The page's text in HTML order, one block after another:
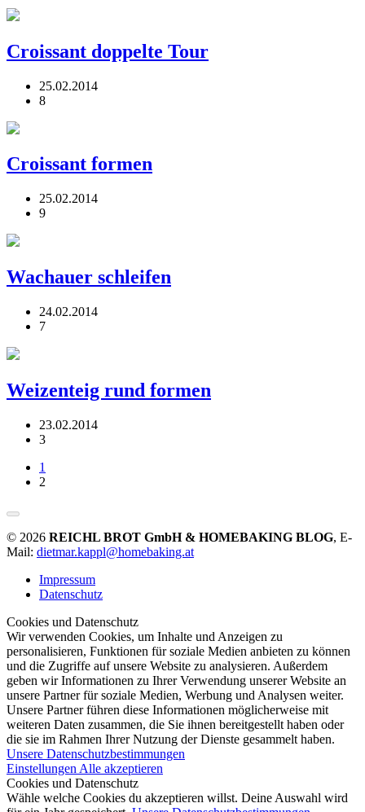
Croissant doppelte Tour
25.02.2014
8
Croissant formen
25.02.2014
9
Wachauer schleifen
24.02.2014
7
Weizenteig rund formen
23.02.2014
3
1
2
© 2026 REICHL BROT GmbH & HOMEBAKING BLOG, E-
Mail: dietmar.kappl@homebaking.at
Impressum
Datenschutz
Cookies und Datenschutz
Wir verwenden Cookies, um Inhalte und Anzeigen zu
personalisieren, Funktionen für soziale Medien anbieten zu können
und die Zugriffe auf unsere Website zu analysieren. Außerdem
geben wir Informationen zu Ihrer Verwendung unserer Website an
unsere Partner für soziale Medien, Werbung und Analysen weiter.
Unsere Partner führen diese Informationen möglicherweise mit
weiteren Daten zusammen, die Sie ihnen bereitgestellt haben oder
die sie im Rahmen Ihrer Nutzung der Dienste gesammelt haben.
Unsere Datenschutzbestimmungen
Einstellungen Alle akzeptieren
Cookies und Datenschutz
Wähle welche Cookies du akzeptieren willst. Deine Auswahl wird